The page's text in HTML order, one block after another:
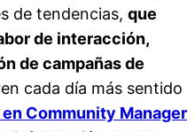
de tendencias, que
de interacción,
de campañas de
cada día más sentido
Community Manager